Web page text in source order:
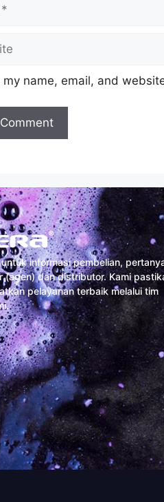
my name, email, and
informasi pembelian,
(agen) dan distributor. Kami
pelayanan terbaik melalui tim